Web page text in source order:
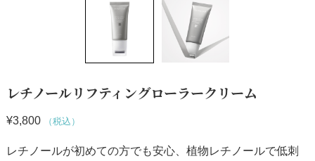
レチノールリフティングローラークリーム
¥3,800 （税込）
レチノールが初めての方でも安心、植物レチノールで低刺